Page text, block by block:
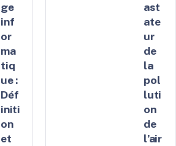
ge
inf
or
ma
tiq
ue :
Déf
initi
on
et
ast
ate
ur
de
la
pol
luti
on
de
l’air